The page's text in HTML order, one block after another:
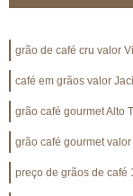
grão de café cru valor
café em grãos valor
grão café gourmet Alto
grão café gourmet
preço de grãos de café